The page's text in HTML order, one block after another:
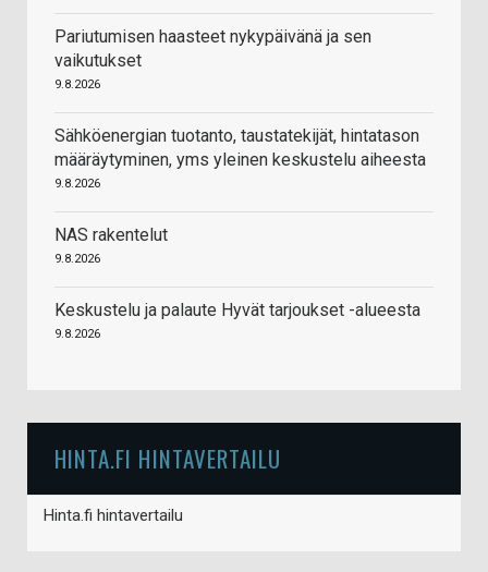
Pariutumisen haasteet nykypäivänä ja sen
vaikutukset
9.8.2026
Sähköenergian tuotanto, taustatekijät, hintatason
määräytyminen, yms yleinen keskustelu aiheesta
9.8.2026
NAS rakentelut
9.8.2026
Keskustelu ja palaute Hyvät tarjoukset -alueesta
9.8.2026
HINTA.FI HINTAVERTAILU
Hinta.fi hintavertailu